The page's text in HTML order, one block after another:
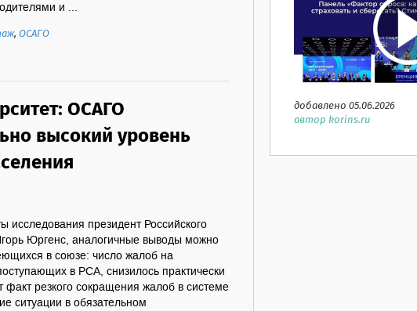
и ...
,ОСАГО
ОСАГО
высокий уровень
исследования президент Российского
Юргенс, аналогичные выводы можно
в союзе: число жалоб на
в РСА, снизилось практически
факт резкого сокращения жалоб в системе
ситуации в обязательном
добавлено 05.06.2026
автор korins.ru